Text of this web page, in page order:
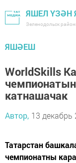
ЯШЕЛ ҮЗӘН
Зеленодольск
ЯШӘЕШ
WorldSkills
катнашачак
Автор, 13 декабрь
Татарстан
чемпионатны